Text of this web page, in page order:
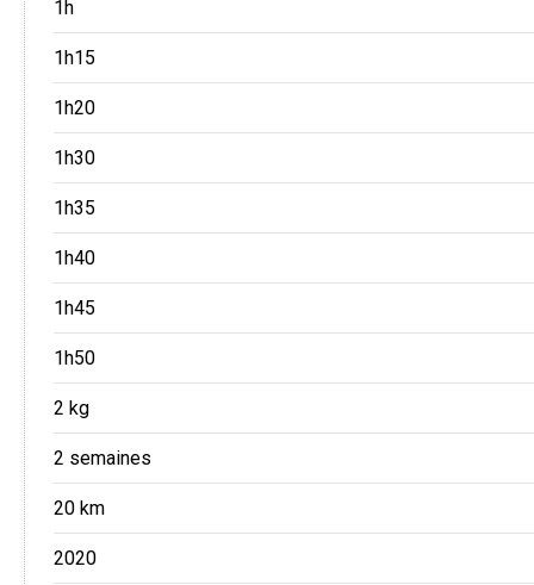
1h
1h15
1h20
1h30
1h35
1h40
1h45
1h50
2 kg
2 semaines
20 km
2020